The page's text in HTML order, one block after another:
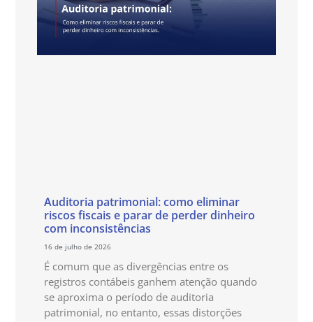
Auditoria patrimonial: como eliminar
riscos fiscais e parar de perder dinheiro
com inconsistências
16 de julho de 2026
É comum que as divergências entre os
registros contábeis ganhem atenção quando
se aproxima o período de auditoria
patrimonial, no entanto, essas distorções